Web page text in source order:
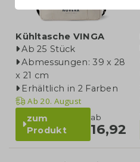
Kühltasche VINGA
Ab 25 Stück
Abmessungen: 39 x 28
x 21 cm
Erhältlich in 2 Farben
Ab 20. August
zum
Produkt
ab
16,92